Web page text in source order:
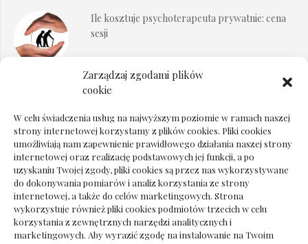
Zarządzaj zgodami plików
cookie
W celu świadczenia usług na najwyższym poziomie w ramach naszej
strony internetowej korzystamy z plików cookies. Pliki cookies
umożliwiają nam zapewnienie prawidłowego działania naszej strony
internetowej oraz realizację podstawowych jej funkcji, a po
uzyskaniu Twojej zgody, pliki cookies są przez nas wykorzystywane
do dokonywania pomiarów i analiz korzystania ze strony
internetowej, a także do celów marketingowych. Strona
wykorzystuje również pliki cookies podmiotów trzecich w celu
korzystania z zewnętrznych narzędzi analitycznych i
marketingowych. Aby wyrazić zgodę na instalowanie na Twoim
Ile kosztuje psychoterapeuta prywatnie: cena
sesji
Dokumenty do odbioru przy zmianie biura
Deska podłogowa do salonu: jak wybrać bez
pośpiechu